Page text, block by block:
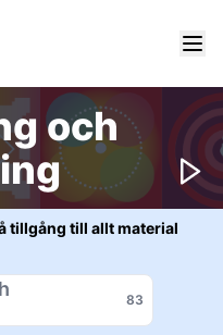
och
tillgång till allt material
83